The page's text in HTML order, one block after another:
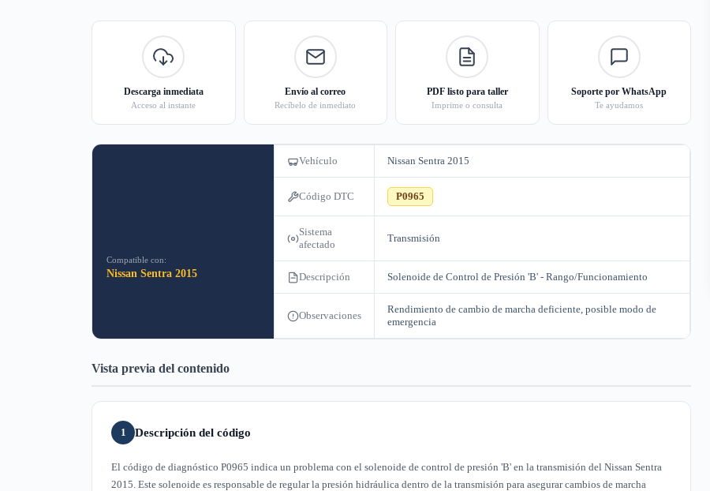
Descarga inmediata
Acceso al instante
Envío al correo
Recíbelo de inmediato
PDF listo para taller
Imprime o consulta
Soporte por WhatsApp
Te ayudamos
Compatible con:
Nissan Sentra 2015
Vehículo Nissan Sentra 2015
Código DTC P0965
Sistema
afectado
Transmisión
Descripción Solenoide de Control de Presión 'B' - Rango/Funcionamiento
Observaciones
Rendimiento de cambio de marcha deficiente, posible modo de
emergencia
Vista previa del contenido
1 Descripción del código
El código de diagnóstico P0965 indica un problema con el solenoide de control de presión 'B' en la transmisión del Nissan Sentra
2015. Este solenoide es responsable de regular la presión hidráulica dentro de la transmisión para asegurar cambios de marcha